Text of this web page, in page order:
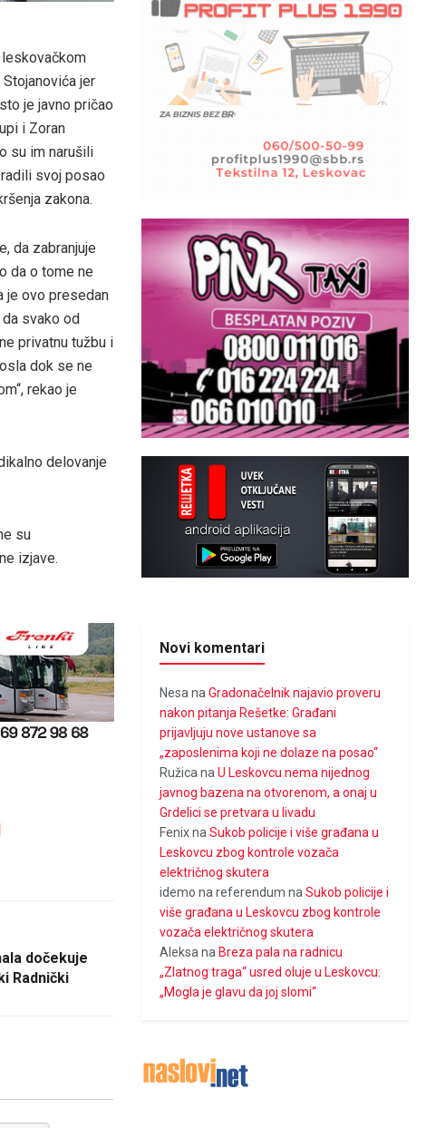
leskovačkom
jer
je javno pričao
i Zoran
su im narušili
svoj posao
zakona.
da zabranjuje
da o tome ne
je ovo presedan
svako od
privatnu tužbu i
dok se ne
rekao je
delovanje
su
izjave.
dočekuje
Radnički
Novi komentari
Nesa naGradonačelnik najavio proveru
nakon pitanja Rešetke: Građani
prijavljuju nove ustanove sa
„zaposlenima koji ne dolaze na posao“
Ružica naU Leskovcu nema nijednog
javnog bazena na otvorenom, a onaj u
Grdelici se pretvara u livadu
FenixnaSukob policije i više građana u
Leskovcu zbog kontrole vozača
električnog skutera
idemo na referendum naSukob policije i
više građana u Leskovcu zbog kontrole
vozača električnog skutera
Aleksa na Breza pala na radnicu
„Zlatnog traga“ usred oluje u Leskovcu:
„Mogla je glavu da joj slomi“